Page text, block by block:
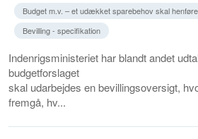
Budget m.v. – et udækket sparebehov skal
Bevilling - specifikation
Indenrigsministeriet har blandt andet
budgetforslaget
skal udarbejdes en bevillingsoversigt,
fremgå, hv...